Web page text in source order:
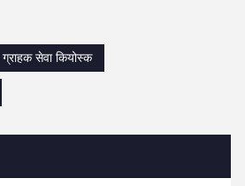
ग्राहक सेवा कियोस्क